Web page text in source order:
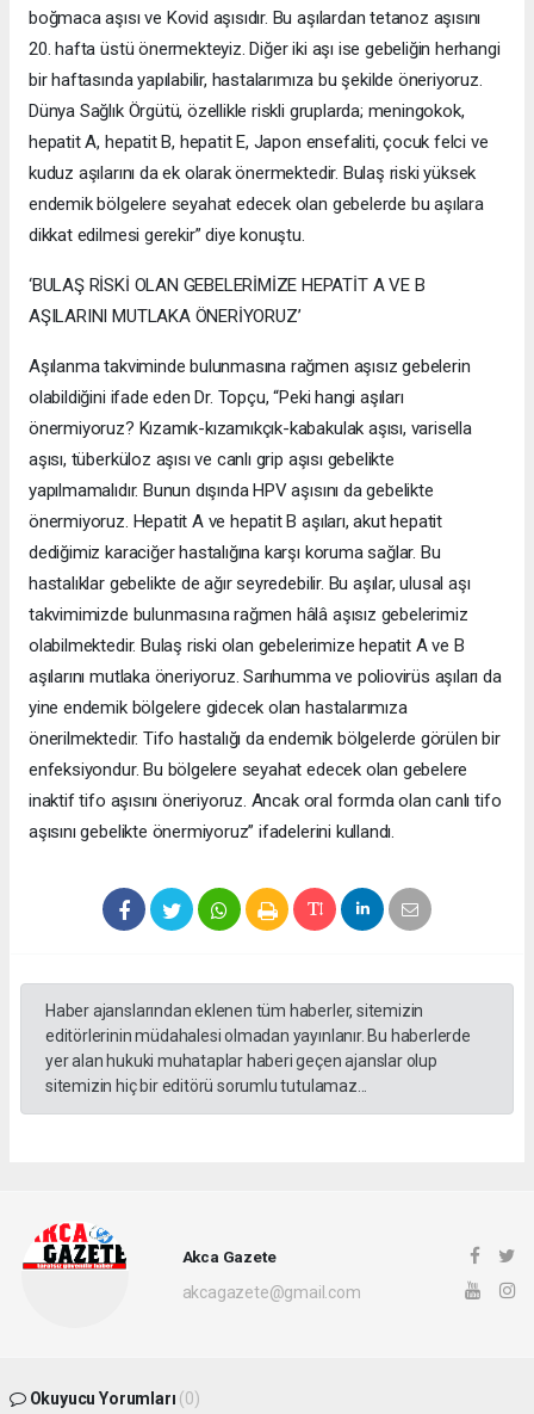
boğmaca aşısı ve Kovid aşısıdır. Bu aşılardan tetanoz aşısını
20. hafta üstü önermekteyiz. Diğer iki aşı ise gebeliğin herhangi
bir haftasında yapılabilir, hastalarımıza bu şekilde öneriyoruz.
Dünya Sağlık Örgütü, özellikle riskli gruplarda; meningokok,
hepatit A, hepatit B, hepatit E, Japon ensefaliti, çocuk felci ve
kuduz aşılarını da ek olarak önermektedir. Bulaş riski yüksek
endemik bölgelere seyahat edecek olan gebelerde bu aşılara
dikkat edilmesi gerekir” diye konuştu.
‘BULAŞ RİSKİ OLAN GEBELERİMİZE HEPATİT A VE B
AŞILARINI MUTLAKA ÖNERİYORUZ’
Aşılanma takviminde bulunmasına rağmen aşısız gebelerin
olabildiğini ifade eden Dr. Topçu, “Peki hangi aşıları
önermiyoruz? Kızamık-kızamıkçık-kabakulak aşısı, varisella
aşısı, tüberküloz aşısı ve canlı grip aşısı gebelikte
yapılmamalıdır. Bunun dışında HPV aşısını da gebelikte
önermiyoruz. Hepatit A ve hepatit B aşıları, akut hepatit
dediğimiz karaciğer hastalığına karşı koruma sağlar. Bu
hastalıklar gebelikte de ağır seyredebilir. Bu aşılar, ulusal aşı
takvimimizde bulunmasına rağmen hâlâ aşısız gebelerimiz
olabilmektedir. Bulaş riski olan gebelerimize hepatit A ve B
aşılarını mutlaka öneriyoruz. Sarıhumma ve poliovirüs aşıları da
yine endemik bölgelere gidecek olan hastalarımıza
önerilmektedir. Tifo hastalığı da endemik bölgelerde görülen bir
enfeksiyondur. Bu bölgelere seyahat edecek olan gebelere
inaktif tifo aşısını öneriyoruz. Ancak oral formda olan canlı tifo
aşısını gebelikte önermiyoruz” ifadelerini kullandı.
Haber ajanslarından eklenen tüm haberler, sitemizin
editörlerinin müdahalesi olmadan yayınlanır. Bu haberlerde
yer alan hukuki muhataplar haberi geçen ajanslar olup
sitemizin hiç bir editörü sorumlu tutulamaz...
Akca Gazete
akcagazete@gmail.com
Okuyucu Yorumları (0)